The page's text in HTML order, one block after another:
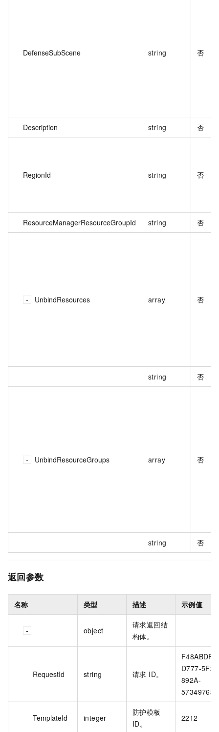
DefenseSubScene string 否
Description string 否
RegionId string 否
ResourceManagerResourceGroupId string 否
UnbindResources array 否
string 否
UnbindResourceGroups array 否
string 否
返回参数
名称 类型 描述 示例值
object
请求返回结
构体。
RequestId string 请求 ID。
D777-
892A-
TemplateId integer
防护模板
ID。
2212